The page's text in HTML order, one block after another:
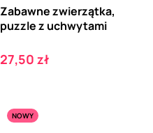
Zabawne zwierzątka,
puzzle z uchwytami
Cena
27,50 zł
NOWY